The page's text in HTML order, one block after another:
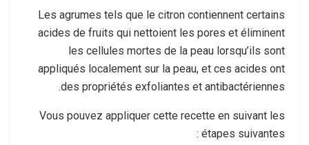
Les agrumes tels que le citron contiennent certains
acides de fruits qui nettoient les pores et éliminent
les cellules mortes de la peau lorsqu’ils sont
appliqués localement sur la peau, et ces acides ont
des propriétés exfoliantes et antibactériennes.
Vous pouvez appliquer cette recette en suivant les
étapes suivantes :